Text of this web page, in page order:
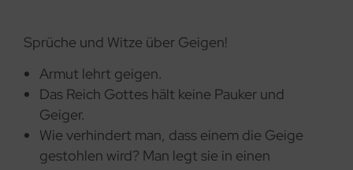
Sprüche und Witze über Geigen!
Armut lehrt geigen.
Das Reich Gottes hält keine Pauker und
Geiger.
Wie verhindert man, dass einem die Geige
gestohlen wird? Man legt sie in einen